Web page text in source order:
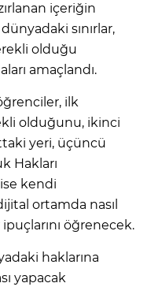
içeriğin
sınırlar,
olduğu
amaçlandı.
ilk
olduğunu, ikinci
yeri, üçüncü
Hakları
kendi
ortamda nasıl
öğrenecek.
haklarına
yapacak